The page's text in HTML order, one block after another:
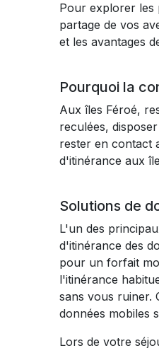
Pour explorer les
partage de vos
et les avantages
Pourquoi la
Aux îles Féroé,
reculées,
rester en contact
d'itinérance aux
Solutions de
L'un des
d'itinérance des
pour un forfait
l'itinérance
sans vous ruiner.
données mobiles
Lors de votre